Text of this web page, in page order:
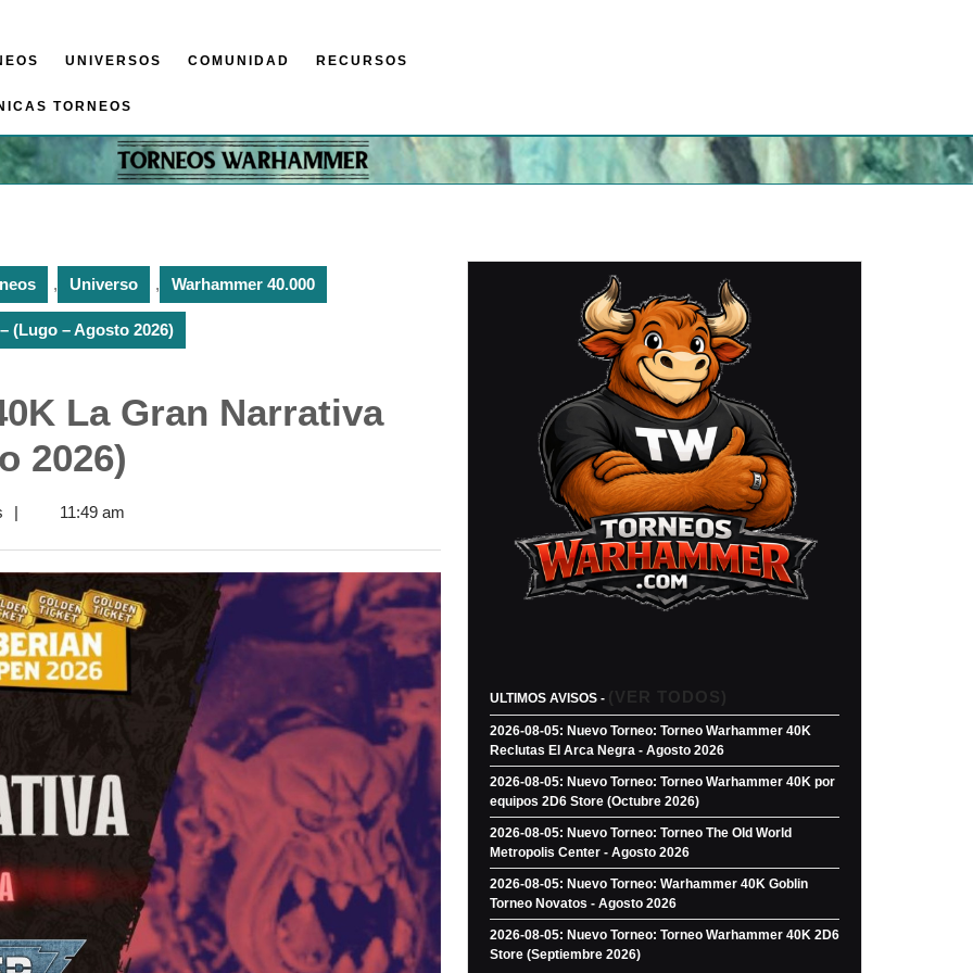
UNIVERSOS COMUNIDAD RECURSOS
TORNEOS
, Universo , Warhammer 40.000
(Lugo – Agosto 2026)
La Gran Narrativa
2026)
| 11:49 am
ULTIMOS AVISOS - (VER TODOS)
2026-08-05: Nuevo Torneo: Torneo Warhammer 40K
Reclutas El Arca Negra - Agosto 2026
2026-08-05: Nuevo Torneo: Torneo Warhammer 40K por
equipos 2D6 Store (Octubre 2026)
2026-08-05: Nuevo Torneo: Torneo The Old World
Metropolis Center - Agosto 2026
2026-08-05: Nuevo Torneo: Warhammer 40K Goblin
Torneo Novatos - Agosto 2026
2026-08-05: Nuevo Torneo: Torneo Warhammer 40K 2D6
Store (Septiembre 2026)